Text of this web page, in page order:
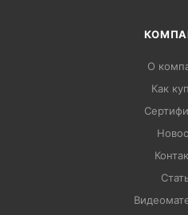
О
Как